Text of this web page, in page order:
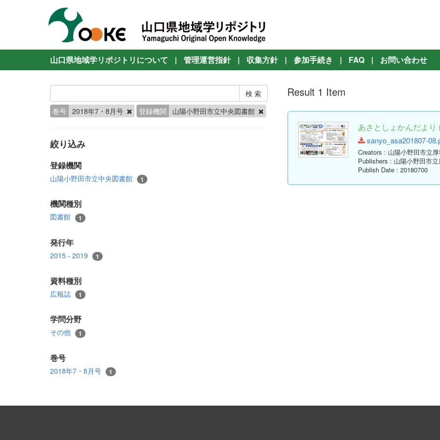
山口県地域学リポジトリについて | 管理運営指針 | 収集方針 | 参加手続き | FAQ | お問い合わせ
巻号 2018年7・8月号 登録機関 山陽小野田市立中央図書館
絞り込み
登録機関
山陽小野田市立中央図書館 1
機関種別
図書館 1
発行年
2015 - 2019 1
資料種別
広報誌 1
学問分野
その他 1
巻号
2018年7・8月号 1
Result 1 Item
あさとしょかんだよ
sanyo_asa201807-
Creators : 山陽小野田市立
Publishers : 山陽小野田市
Publish Date : 20180700